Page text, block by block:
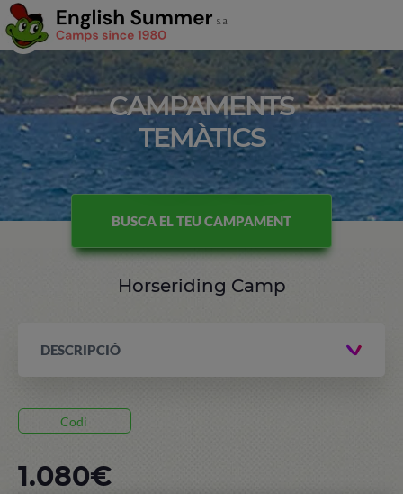
CAMPAMENTS
TEMÀTICS
BUSCA EL TEU CAMPAMENT
Horseriding Camp
DESCRIPCIÓ
Codi
1.080€